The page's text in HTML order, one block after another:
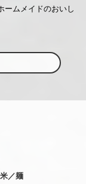
ームメイドのおいし
米／麺